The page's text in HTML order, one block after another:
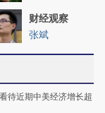
财经观察
张斌
待近期中美经济增长超